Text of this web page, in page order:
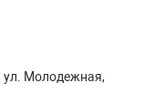
ул. Молодежная,